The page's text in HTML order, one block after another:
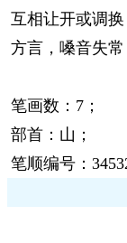
互相让开或调换
方言，嗓音失常
笔画数：7；
部首：山；
笔顺编号：